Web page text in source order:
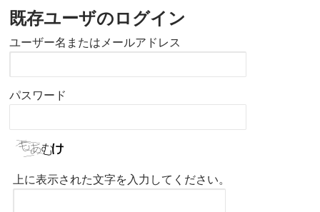
既存ユーザのログイン
ユーザー名またはメールアドレス
パスワード
上に表示された文字を入力してください。